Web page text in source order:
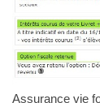
Assurance vie